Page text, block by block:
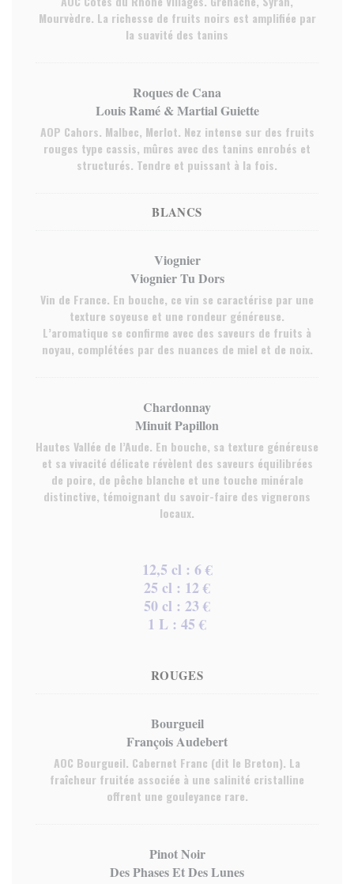
Mourvèdre. La richesse de fruits noirs est amplifiée par
la suavité des tanins
Roques de Cana
Louis Ramé & Martial Guiette
AOP Cahors. Malbec, Merlot. Nez intense sur des fruits
rouges type cassis, mûres avec des tanins enrobés et
structurés. Tendre et puissant à la fois.
BLANCS
Viognier
Viognier Tu Dors
Vin de France. En bouche, ce vin se caractérise par une
texture soyeuse et une rondeur généreuse.
L’aromatique se confirme avec des saveurs de fruits à
noyau, complétées par des nuances de miel et de noix.
Chardonnay
Minuit Papillon
Hautes Vallée de l’Aude. En bouche, sa texture généreuse
et sa vivacité délicate révèlent des saveurs équilibrées
de poire, de pêche blanche et une touche minérale
distinctive, témoignant du savoir-faire des vignerons
locaux.
12,5 cl : 6 €
25 cl : 12 €
50 cl : 23 €
1 L : 45 €
ROUGES
Bourgueil
François Audebert
AOC Bourgueil. Cabernet Franc (dit le Breton). La
fraîcheur fruitée associée à une salinité cristalline
offrent une gouleyance rare.
Pinot Noir
Des Phases Et Des Lunes